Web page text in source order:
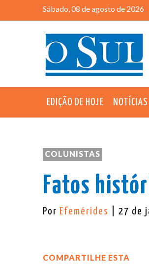
Sábado, 08 de agosto de 2026
EDIÇÃO DE HOJE NOTÍCIAS
COLUNISTAS
Fatos
Por Efemérides | 27 de
COMPARTILHE ESTA